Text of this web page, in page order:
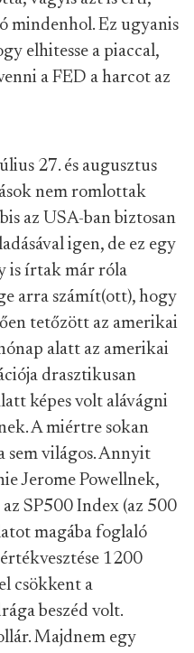
mindenhol. Ez ugyanis
elhitesse a piaccal,
a FED a harcot az
27. és augusztus
nem romlottak
az USA-ban biztosan
igen, de ez egy
is írtak már róla
arra számít(ott), hogy
tetőzött az amerikai
alatt az amerikai
drasztikusan
képes volt alávágni
A miértre sokan
sem világos. Annyit
Jerome Powellnek,
SP500 Index (az 500
magába foglaló
1200
csökkent a
beszéd volt.
Majdnem egy